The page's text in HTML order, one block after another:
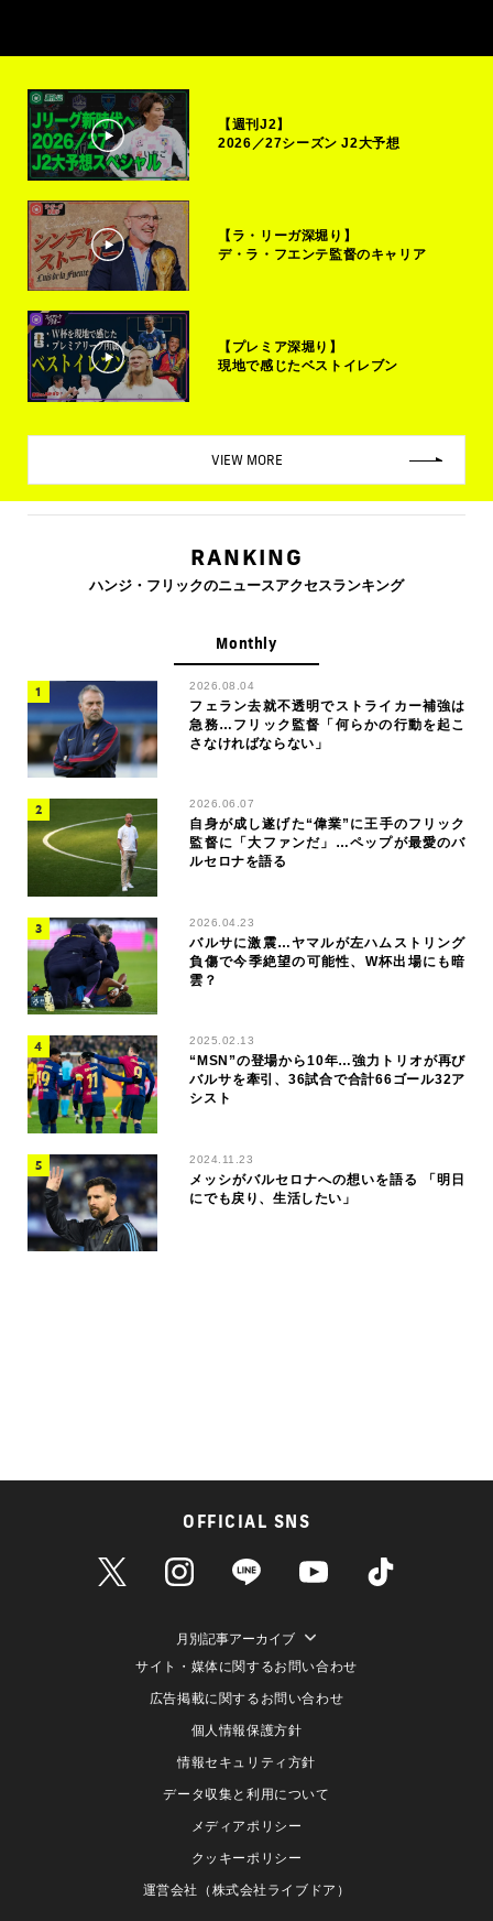
【週刊J2】
2026／27シーズン J2大予想
【ラ・リーガ深堀り】
デ・ラ・フエンテ監督のキャリア
【プレミア深堀り】
現地で感じたベストイレブン
VIEW MORE
RANKING
ハンジ・フリックのニュースアクセスランキング
Monthly
2026.08.04
フェラン去就不透明でストライカー補強は
急務…フリック監督「何らかの行動を起こ
さなければならない」
2026.06.07
自身が成し遂げた“偉業”に王手のフリック
監督に「大ファンだ」…ペップが最愛のバ
ルセロナを語る
2026.04.23
バルサに激震…ヤマルが左ハムストリング
負傷で今季絶望の可能性、W杯出場にも暗
雲？
2025.02.13
“MSN”の登場から10年…強力トリオが再び
バルサを牽引、36試合で合計66ゴール32ア
シスト
2024.11.23
メッシがバルセロナへの想いを語る 「明日
にでも戻り、生活したい」
OFFICIAL SNS
月別記事アーカイブ
サイト・媒体に関するお問い合わせ
広告掲載に関するお問い合わせ
個人情報保護方針
情報セキュリティ方針
データ収集と利用について
メディアポリシー
クッキーポリシー
運営会社（株式会社ライブドア）